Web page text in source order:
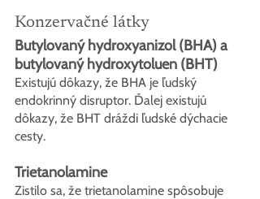
Konzervačné látky
Butylovaný hydroxyanizol (BHA) a
butylovaný hydroxytoluen (BHT)
Existujú dôkazy, že BHA je ľudský
endokrinný disruptor. Ďalej existujú
dôkazy, že BHT dráždi ľudské dýchacie
cesty.
Trietanolamine
Zistilo sa, že trietanolamine spôsobuje